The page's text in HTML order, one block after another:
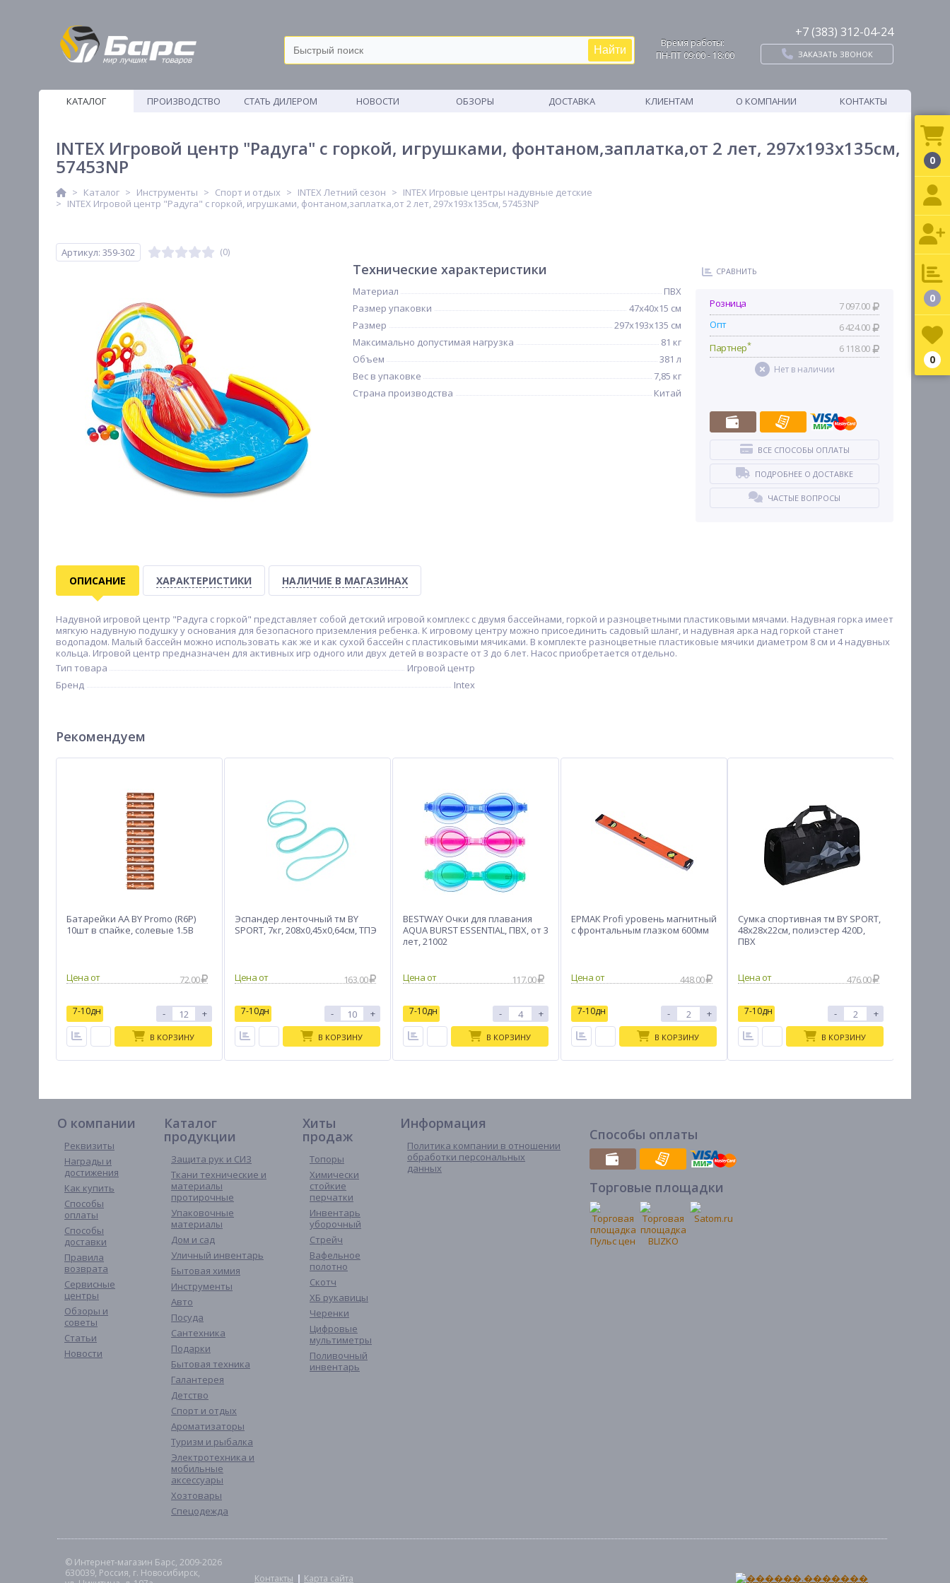
Найти
Время работы:
ПН-ПТ 09:00 - 18:00
+7 (383) 312-04-24
ЗАКАЗАТЬ ЗВОНОК
КАТАЛОГ
ПРОИЗВОДСТВО
СТАТЬ ДИЛЕРОМ НОВОСТИ ОБЗОРЫ ДОСТАВКА КЛИЕНТАМ О КОМПАНИИ КОНТАКТЫ
INTEX Игровой центр "Радуга" с горкой, игрушками, фонтаном,заплатка,от 2 лет, 297x193x135см,
57453NP
Каталог Инструменты Спорт и отдых INTEX Летний сезон
INTEX Игровые центры надувные детские
INTEX Игровой центр "Радуга" с горкой, игрушками, фонтаном,заплатка,от 2 лет, 297x193x135см, 57453NP
Артикул: 359-302 (0)
Технические характеристики
Материал
ПВХ
Размер упаковки
47х40х15 см
Размер
297x193x135 см
Максимально допустимая нагрузка
81 кг
Объем
381 л
Вес в упаковке
7,85 кг
Страна производства
Китай
СРАВНИТЬ
Розница
7 097.00
Опт
6 424.00
Партнер* 6 118.00
Нет в наличии
ВСЕ СПОСОБЫ ОПЛАТЫ
ПОДРОБНЕЕ О ДОСТАВКЕ
ЧАСТЫЕ ВОПРОСЫ
ОПИСАНИЕ ХАРАКТЕРИСТИКИ НАЛИЧИЕ В МАГАЗИНАХ
Надувной игровой центр "Радуга с горкой" представляет собой детский игровой комплекс с двумя бассейнами, горкой и разноцветными пластиковыми мячами. Надувная горка имеет
мягкую надувную подушку у основания для безопасного приземления ребенка. К игровому центру можно присоединить садовый шланг, и надувная арка над горкой станет
водопадом. Малый бассейн можно использовать как же и как сухой бассейн с пластиковыми мячиками. В комплекте разноцветные пластиковые мячики диаметром 8 см и 4 надувных
кольца. Игровой центр предназначен для активных игр одного или двух детей в возрасте от 3 до 6 лет. Насос приобретается отдельно.
Тип товара
Игровой центр
Бренд
Intex
Рекомендуем
Батарейки AA BY Promo (R6P)
10шт в спайке, солевые 1.5В
72.00
7-10дн - +
В КОРЗИНУ
Эспандер ленточный тм BY
SPORT, 7кг, 208х0,45х0,64см, ТПЭ
163.00
7-10дн - +
В КОРЗИНУ
BESTWAY Очки для плавания
AQUA BURST ESSENTIAL, ПВХ, от 3
лет, 21002
117.00
7-10дн - +
В КОРЗИНУ
ЕРМАК Profi уровень магнитный
с фронтальным глазком 600мм
448.00
7-10дн - +
В КОРЗИНУ
Сумка спортивная тм BY SPORT,
48x28x22см, полиэстер 420D,
ПВХ
476.00
7-10дн - +
В КОРЗИНУ
О компании
Реквизиты
Награды и
достижения
Как купить
Способы
оплаты
Способы
доставки
Правила
возврата
Сервисные
центры
Обзоры и
советы
Статьи
Новости
Каталог
продукции
Защита рук и СИЗ
Ткани технические и
материалы
протирочные
Упаковочные
материалы
Дом и сад
Уличный инвентарь
Бытовая химия
Инструменты
Авто
Посуда
Сантехника
Подарки
Бытовая техника
Галантерея
Детство
Спорт и отдых
Ароматизаторы
Туризм и рыбалка
Электротехника и
мобильные
аксессуары
Хозтовары
Спецодежда
Хиты
продаж
Топоры
Химически
стойкие
перчатки
Инвентарь
уборочный
Стрейч
Вафельное
полотно
Скотч
ХБ рукавицы
Черенки
Цифровые
мультиметры
Поливочный
инвентарь
Информация
Политика компании в отношении
обработки персональных
данных
Способы оплаты
Торговые площадки
© Интернет-магазин Барс, 2009-2026
630039, Россия, г. Новосибирск,
Контакты Карта сайта
0
0
0